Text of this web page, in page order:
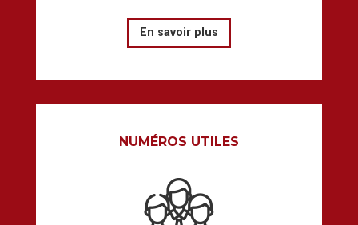
En savoir plus
NUMÉROS UTILES